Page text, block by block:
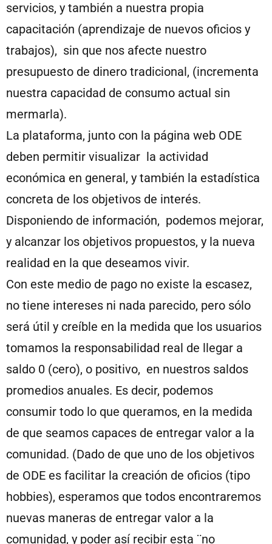
servicios, y también a nuestra propia
capacitación (aprendizaje de nuevos oficios y
trabajos), sin que nos afecte nuestro
presupuesto de dinero tradicional, (incrementa
nuestra capacidad de consumo actual sin
mermarla).
La plataforma, junto con la página web ODE
deben permitir visualizar la actividad
económica en general, y también la estadística
concreta de los objetivos de interés.
Disponiendo de información, podemos mejorar,
y alcanzar los objetivos propuestos, y la nueva
realidad en la que deseamos vivir.
Con este medio de pago no existe la escasez,
no tiene intereses ni nada parecido, pero sólo
será útil y creíble en la medida que los usuarios
tomamos la responsabilidad real de llegar a
saldo 0 (cero), o positivo, en nuestros saldos
promedios anuales. Es decir, podemos
consumir todo lo que queramos, en la medida
de que seamos capaces de entregar valor a la
comunidad. (Dado de que uno de los objetivos
de ODE es facilitar la creación de oficios (tipo
hobbies), esperamos que todos encontraremos
nuevas maneras de entregar valor a la
comunidad, y poder así recibir esta ¨no